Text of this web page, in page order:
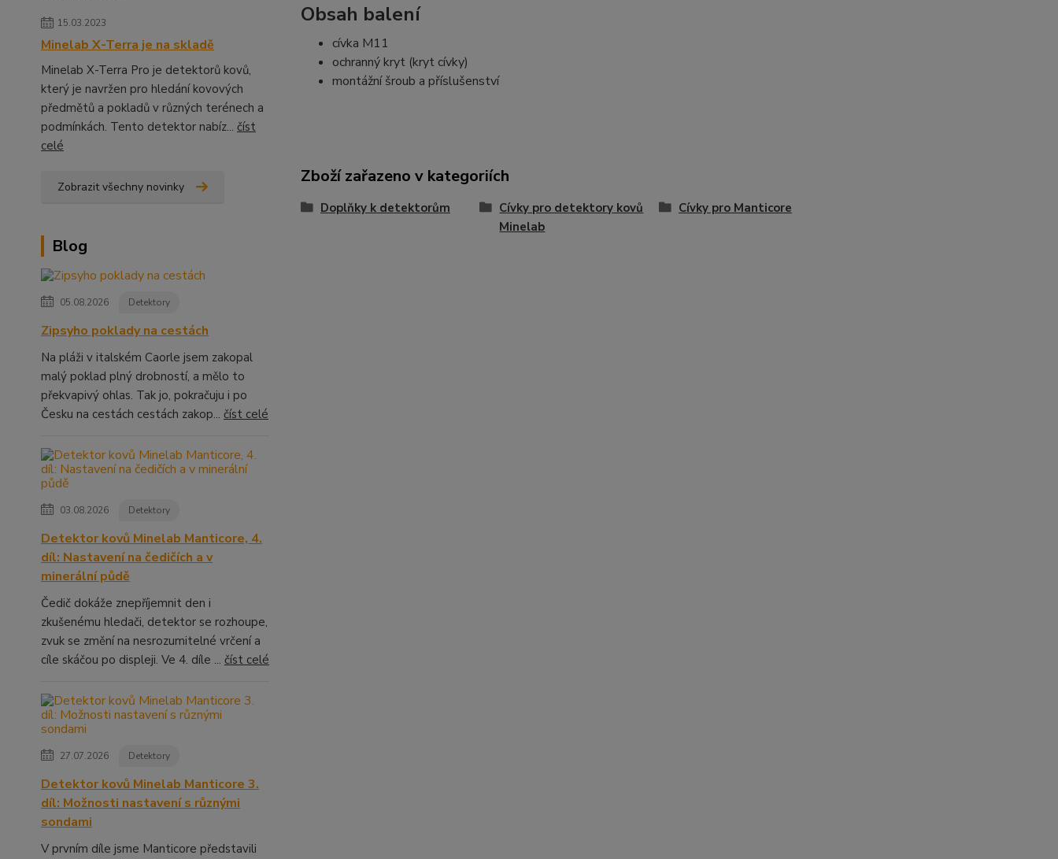
15.03.2023
Minelab X-Terra je na skladě
Minelab X-Terra Pro je detektorů kovů,
který je navržen pro hledání kovových
předmětů a pokladů v různých terénech a
podmínkách. Tento detektor nabíz... číst
celé
Zobrazit všechny novinky
Blog
05.08.2026 Detektory
Zipsyho poklady na cestách
Na pláži v italském Caorle jsem zakopal
malý poklad plný drobností, a mělo to
překvapivý ohlas. Tak jo, pokračuju i po
Česku na cestách cestách zakop... číst celé
03.08.2026 Detektory
Detektor kovů Minelab Manticore, 4.
díl: Nastavení na čedičích a v
minerální půdě
Čedič dokáže znepříjemnit den i
zkušenému hledači, detektor se rozhoupe,
zvuk se změní na nesrozumitelné vrčení a
cíle skáčou po displeji. Ve 4. díle ... číst celé
27.07.2026 Detektory
Detektor kovů Minelab Manticore 3.
díl: Možnosti nastavení s různými
sondami
V prvním díle jsme Manticore představili
Obsah balení
cívka M11
ochranný kryt (kryt cívky)
montážní šroub a příslušenství
Zboží zařazeno v kategoriích
Doplňky k detektorům
Cívky pro detektory kovů
Minelab
Cívky pro Manticore